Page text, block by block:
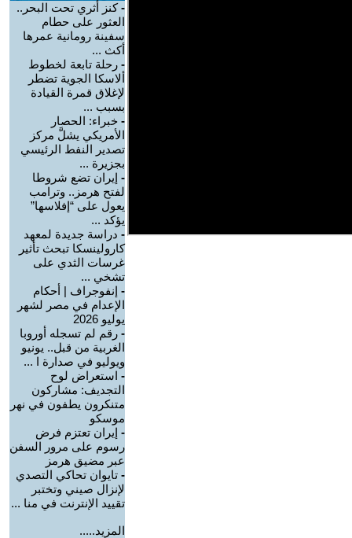
-كنز أثري تحت البحر..
العثور على حطام
سفينة رومانية عمرها
أكث ...
- رحلة تابعة لخطوط
ألاسكا الجوية تضطر
لإغلاق قمرة القيادة
بسبب ...
- خبراء: الحصار
الأمريكي يشلَّ مركز
تصدير النفط الرئيسي
بجزيرة ...
- إيران تضع شروطا
لفتح هرمز.. وترامب
يعول على “إفلاسها”
يؤكد ...
- دراسة جديدة لمعهد
كارولينسكا تبحث تأثير
غرسات الثدي على
تشخي ...
- إنفوجراف | أحكام
الإعدام في مصر لشهر
يوليو 2026
- رقم لم تسجله أوروبا
الغربية من قبل.. يونيو
ويوليو في صدارة ا ...
- استعراض لوح
التجديف: مشاركون
متنكرون يطفون في نهر
موسكو
- إيران تعتزم فرض
رسوم على مرور السفن
عبر مضيق هرمز
- تايوان تحاكي التصدي
لإنزال صيني وتختبر
تقييد الإنترنت في منا ...
المزيد.....